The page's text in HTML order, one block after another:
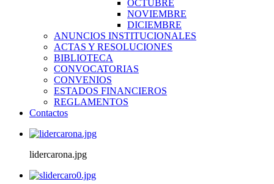
OCTUBRE
NOVIEMBRE
DICIEMBRE
ANUNCIOS INSTITUCIONALES
ACTAS Y RESOLUCIONES
BIBLIOTECA
CONVOCATORIAS
CONVENIOS
ESTADOS FINANCIEROS
REGLAMENTOS
Contactos
lidercarona.jpg